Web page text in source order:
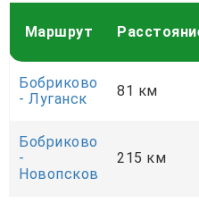
Маршрут
Бобриково
- Луганск
81 км
Бобриково
-
Новопсков
215 км